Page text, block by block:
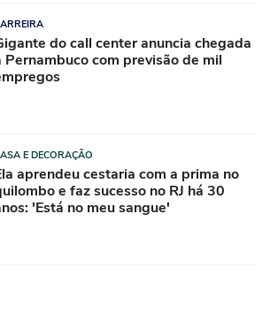
do call center anuncia chegada
Pernambuco com previsão de mil
E DECORAÇÃO
aprendeu cestaria com a prima no
e faz sucesso no RJ há 30
'Está no meu sangue'